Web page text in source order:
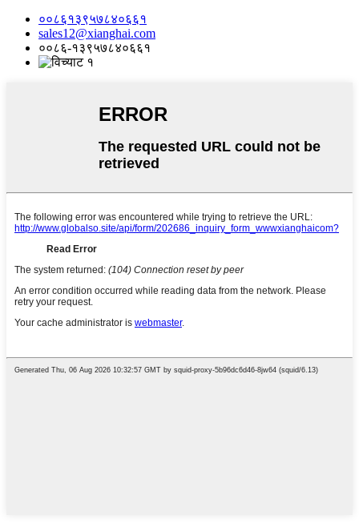
००८६१३९५७८४०६६१
sales12@xianghai.com
००८६-१३९५७८४०६६१